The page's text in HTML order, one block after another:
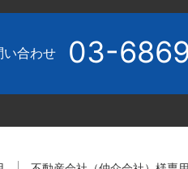
い合わせ 03-